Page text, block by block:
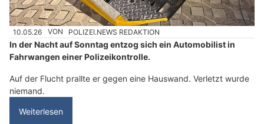
10.05.26 VON POLIZEI.NEWS REDAKTION
In der Nacht auf Sonntag entzog sich ein Automobilist in
Fahrwangen einer Polizeikontrolle.
Auf der Flucht prallte er gegen eine Hauswand. Verletzt wurde
niemand.
Weiterlesen